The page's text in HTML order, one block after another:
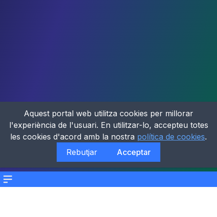
Menu
Aquest portal web utilitza cookies per millorar
l'experiència de l'usuari. En utilitzar-lo, accepteu totes
les cookies d'acord amb la nostra política de cookies.
Rebutjar
Acceptar